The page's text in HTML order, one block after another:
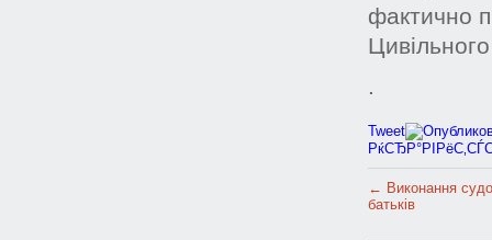
фактично
.
Tweet
← Виконання
батьків